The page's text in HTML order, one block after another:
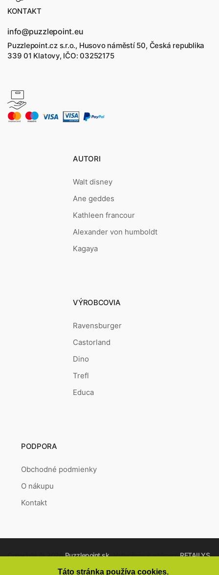
KONTAKT
info@puzzlepoint.eu
Puzzlepoint.cz s.r.o., Husovo náměstí 50, Česká republika
339 01 Klatovy, IČO: 03252175
AUTORI
Walt disney
Ane geddes
Kathleen francour
Alexander von humboldt
Kagaya
VÝROBCOVIA
Ravensburger
Castorland
Dino
Trefl
Educa
PODPORA
Obchodné podmienky
O nákupu
Kontakt
Copyright © 2026Puzzlepoint.sk Vytvořeno systémemRETAILYS.
Táto stránka používa cookies.